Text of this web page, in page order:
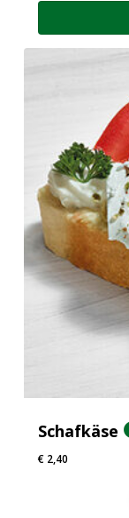
Schafkäse
€2,40